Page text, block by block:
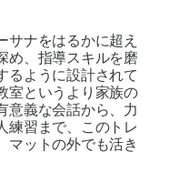
サナをはるかに超え
め、指導スキルを磨
るように設計されて
室というより家族の
意義な会話から、力
練習まで、このトレ
マットの外でも活き